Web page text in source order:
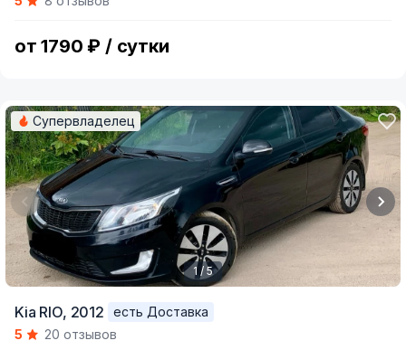
of
от 1790 ₽ / сутки
of
Супервладелец
1 / 5
Kia RIO, 2012
есть Доставка
5
20 отзывов